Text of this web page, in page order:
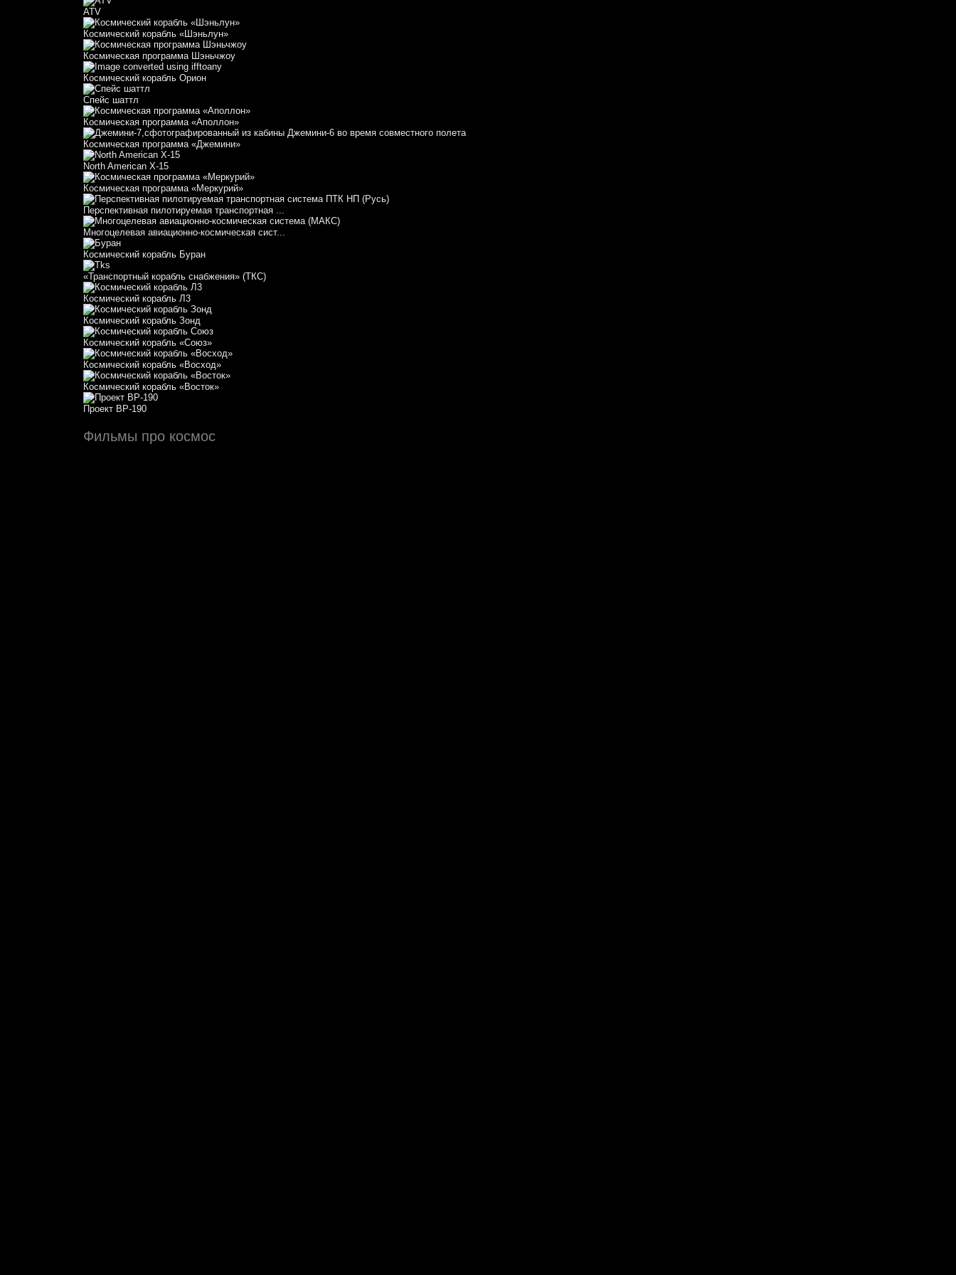
АТV
Космический корабль «Шэньлун»
Космическая программа Шэньчжоу
Космический корабль Орион
Спейс шаттл
Космическая программа «Аполлон»
Космическая программа «Джемини»
North American X-15
Космическая программа «Меркурий»
Перспективная пилотируемая транспортная ...
Многоцелевая авиационно-космическая сист...
Космический корабль Буран
«Транспортный корабль снабжения» (ТКС)
Космический корабль Л3
Космический корабль Зонд
Космический корабль «Союз»
Космический корабль «Восход»
Космический корабль «Восток»
Проект ВР-190
Фильмы про космос